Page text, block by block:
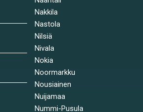
Nakkila
Nastola
Nilsiä
Nivala
Nokia
Noormarkku
Nousiainen
Nuijamaa
Nummi-Pusula